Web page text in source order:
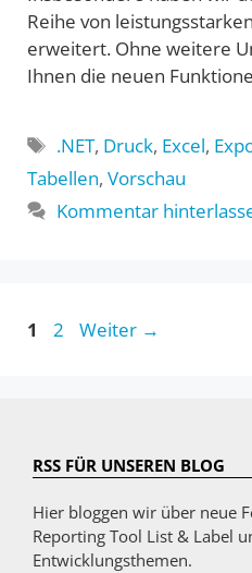
Reihe von
erweitert. Ohne weitere
Ihnen die neuen
Schlagwörter
.NET, Druck, Excel,
Tabellen, Vorschau
Kommentar
Seite
1 Seite
2 Weiter →
RSS FÜR UNSEREN BLOG
Hier bloggen wir über neue
Reporting Tool List & Label
Entwicklungsthemen.